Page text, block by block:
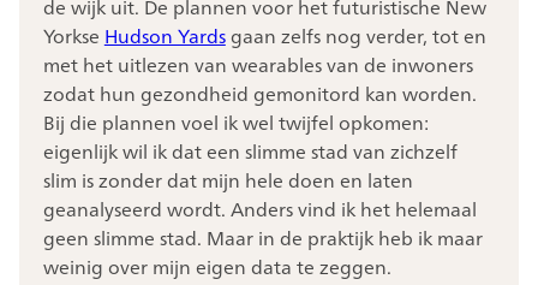
de wijk uit. De plannen voor het futuristische New
YorkseHudson Yardsgaan zelfs nog verder, tot en
met het uitlezen van wearables van de inwoners
zodat hun gezondheid gemonitord kan worden.
Bij die plannen voel ik wel twijfel opkomen:
eigenlijk wil ik dat een slimme stad van zichzelf
slim is zonder dat mijn hele doen en laten
geanalyseerd wordt. Anders vind ik het helemaal
geen slimme stad. Maar in de praktijk heb ik maar
weinig over mijn eigen data te zeggen.